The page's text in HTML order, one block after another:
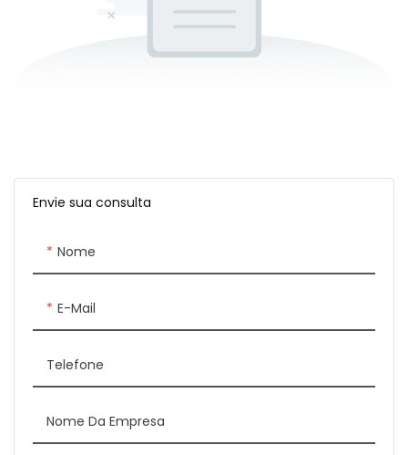
Envie sua consulta
Nome
E-Mail
Telefone
Nome Da Empresa